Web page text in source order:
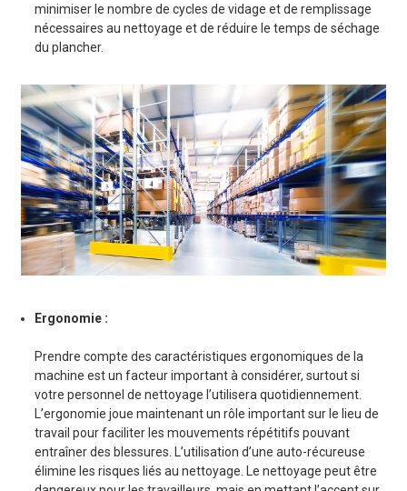
minimiser le nombre de cycles de vidage et de remplissage
nécessaires au nettoyage et de réduire le temps de séchage
du plancher.
Ergonomie :
Prendre compte des caractéristiques ergonomiques de la
machine est un facteur important à considérer, surtout si
votre personnel de nettoyage l’utilisera quotidiennement.
L’ergonomie joue maintenant un rôle important sur le lieu de
travail pour faciliter les mouvements répétitifs pouvant
entraîner des blessures. L’utilisation d’une auto-récureuse
élimine les risques liés au nettoyage. Le nettoyage peut être